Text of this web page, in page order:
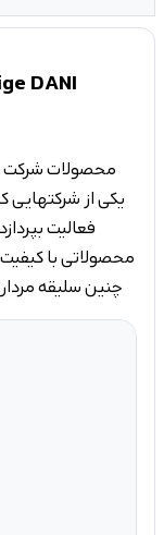
محصولات شرکت
یکی از شرکتهایی
فعالیت
محصولاتی با
چنین سلیقه